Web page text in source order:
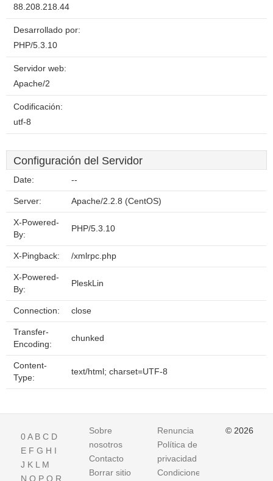
88.208.218.44
Desarrollado por:
PHP/5.3.10
Servidor web:
Apache/2
Codificación:
utf-8
Configuración del Servidor
Date: --
Server: Apache/2.2.8 (CentOS)
X-Powered-
By:
PHP/5.3.10
X-Pingback: /xmlrpc.php
X-Powered-
By:
PleskLin
Connection: close
Transfer-
Encoding:
chunked
Content-
Type:
text/html; charset=UTF-8
0A B C D
E F G H I
J K L M
N O P Q R
Sobre
nosotros
Contacto
Borrar sitio
Renuncia
Política de
privacidad
Condiciones
© 2026